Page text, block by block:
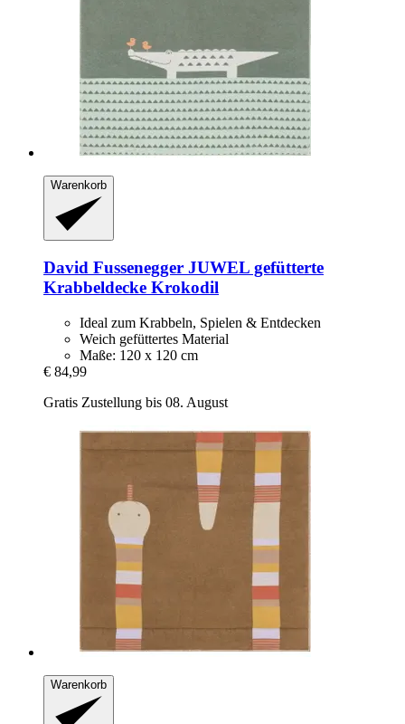
Warenkorb
David Fussenegger JUWEL gefütterte
Krabbeldecke Krokodil
Ideal zum Krabbeln, Spielen & Entdecken
Weich gefüttertes Material
Maße: 120 x 120 cm
€ 84,99
Gratis Zustellung bis 08. August
Warenkorb